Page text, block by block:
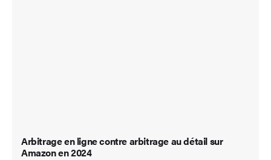
Arbitrage en ligne contre arbitrage au détail sur
Amazon en 2024